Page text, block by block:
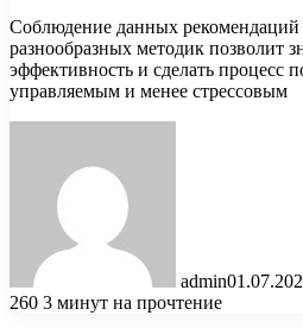
Соблюдение данных
разнообразных методик позволит
эффективность и сделать процесс
управляемым и менее стрессовым
admin
260 3 минут на прочтение